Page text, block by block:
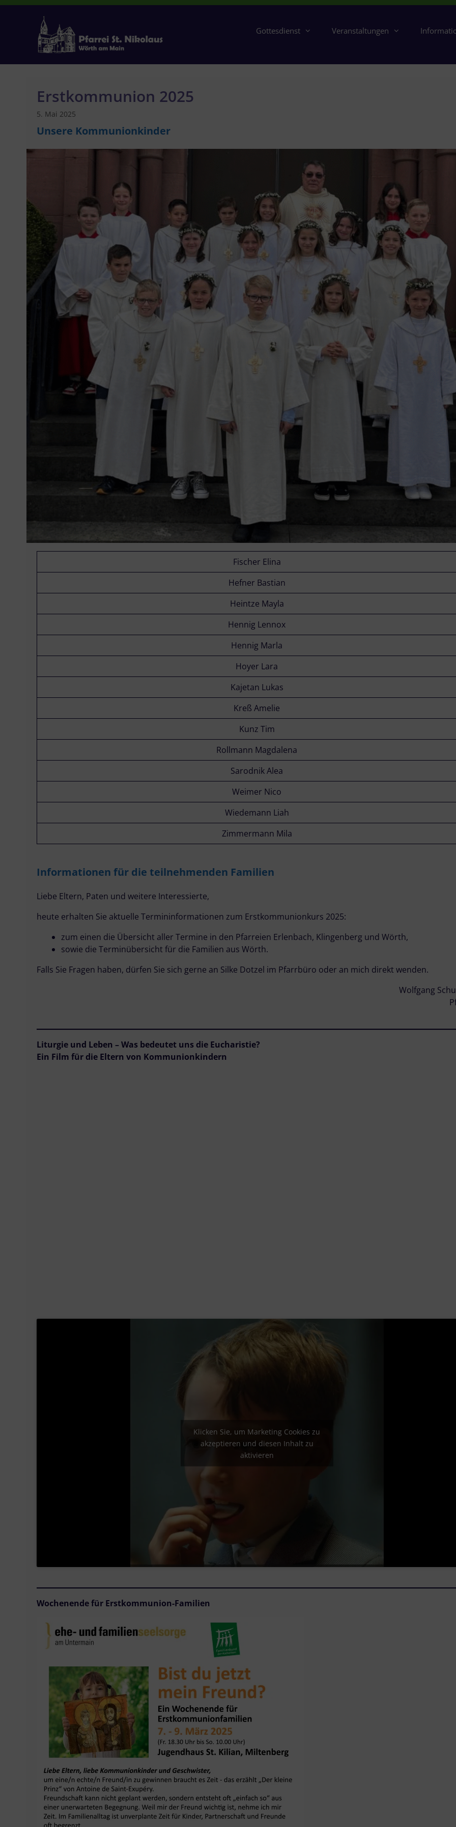
Zum
Gottesdienst Veranstaltungen
Erstkommunion 2025
5. Mai 2025
Unsere Kommunionkinder
Fischer Elina
Hefner Bastian
Heintze Mayla
Hennig Lennox
Hennig Marla
Hoyer Lara
Kajetan Lukas
Kreß Amelie
Kunz Tim
Rollmann Magdalena
Sarodnik Alea
Weimer Nico
Wiedemann Liah
Zimmermann Mila
Informationen für die teilnehmenden Familien
Liebe Eltern, Paten und weitere Interessierte,
heute erhalten Sie aktuelle Termininformationen zum Erstkommunionkurs 2025:
zum einen die Übersicht aller Termine in den Pfarreien Erlenbach, Klingenberg und Wörth,
sowie die Terminübersicht für die Familien aus Wörth.
Falls Sie Fragen haben, dürfen Sie sich gerne an Silke Dotzel im Pfarrbüro oder an mich direkt wenden.
Wolfgang
Liturgie und Leben – Was bedeutet uns die Eucharistie?
Ein Film für die Eltern von Kommunionkindern
Klicken Sie, um Marketing Cookies zu
akzeptieren und diesen Inhalt zu
aktivieren
Wochenende für Erstkommunion-Familien